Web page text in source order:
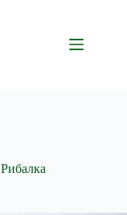
Рибалка